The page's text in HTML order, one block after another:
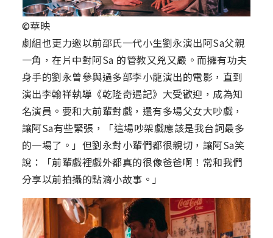
©華映
劇組也更力邀以前邵氏一代小生劉永演出阿Sa父親
一角，在片中對阿Sa 的管教又兇又嚴。而擁有功夫
身手的劉永曾參與過多部李小龍演出的電影，直到
演出李翰祥執導《乾隆奇遇記》大受歡迎，成為知
名演員。要和大前輩對戲，還有多場父女大吵戲，
讓阿Sa有些緊張，「這場吵架戲應該是我台詞最多
的一場了。」但劉永對小輩們都很親切，讓阿Sa笑
說：「前輩戲裡戲外都真的很像爸爸啊！常和我們
分享以前拍攝的點滴小故事。」